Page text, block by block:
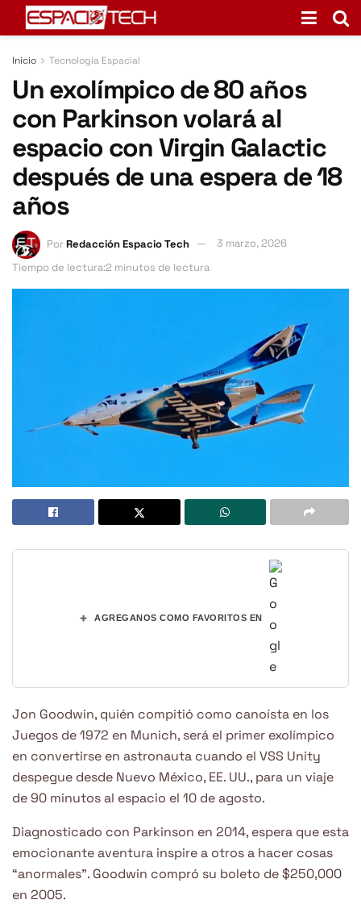
Inicio Tecnología Espacial
Un exolímpico de 80 años
con Parkinson volará al
espacio con Virgin Galactic
después de una espera de 18
años
PorRedacción Espacio Tech
3 marzo, 2026
Tiempo de lectura:2 minutos de lectura
+ AGREGANOS COMO FAVORITOS EN
Jon Goodwin, quién compitió como canoísta en los
Juegos de 1972 en Munich, será el primer exolímpico
en convertirse en astronauta cuando el VSS Unity
despegue desde Nuevo México, EE. UU., para un viaje
de 90 minutos al espacio el 10 de agosto.
Diagnosticado con Parkinson en 2014, espera que esta
emocionante aventura inspire a otros a hacer cosas
“anormales”. Goodwin compró su boleto de $250,000
en 2005.